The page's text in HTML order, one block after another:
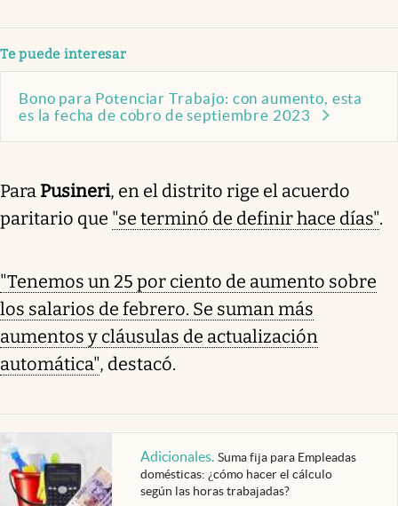
Te puede interesar
Bono para Potenciar Trabajo: con aumento, esta
es la fecha de cobro de septiembre 2023
Para Pusineri, en el distrito rige el acuerdo
paritario que "se terminó de definir hace días".
"Tenemos un 25 por ciento de aumento sobre
los salarios de febrero. Se suman más
aumentos y cláusulas de actualización
automática", destacó.
Adicionales. Suma fija para Empleadas
domésticas: ¿cómo hacer el cálculo
según las horas trabajadas?